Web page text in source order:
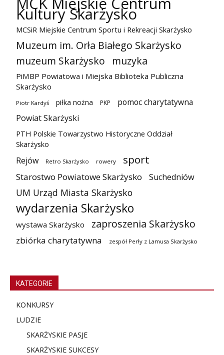
Kultury Skarżysko
MCSiR Miejskie Centrum Sportu i Rekreacji Skarżysko
Muzeum im. Orła Białego Skarżysko
muzeum Skarżysko
muzyka
PiMBP Powiatowa i Miejska Biblioteka Publiczna
Skarżysko
Piotr Kardyś piłka nożna PKP
pomoc charytatywna
Powiat Skarżyski
PTH Polskie Towarzystwo Historyczne Oddział
Skarżysko
Rejów Retro Skarżysko rowery sport
Starostwo Powiatowe Skarżysko Suchedniów
UM Urząd Miasta Skarżysko
wydarzenia Skarżysko
wystawa Skarżysko zaproszenia Skarżysko
zbiórka charytatywna zespół Perły z Lamusa Skarżysko
KATEGORIE
KONKURSY
LUDZIE
SKARŻYSKIE PASJE
SKARŻYSKIE SUKCESY